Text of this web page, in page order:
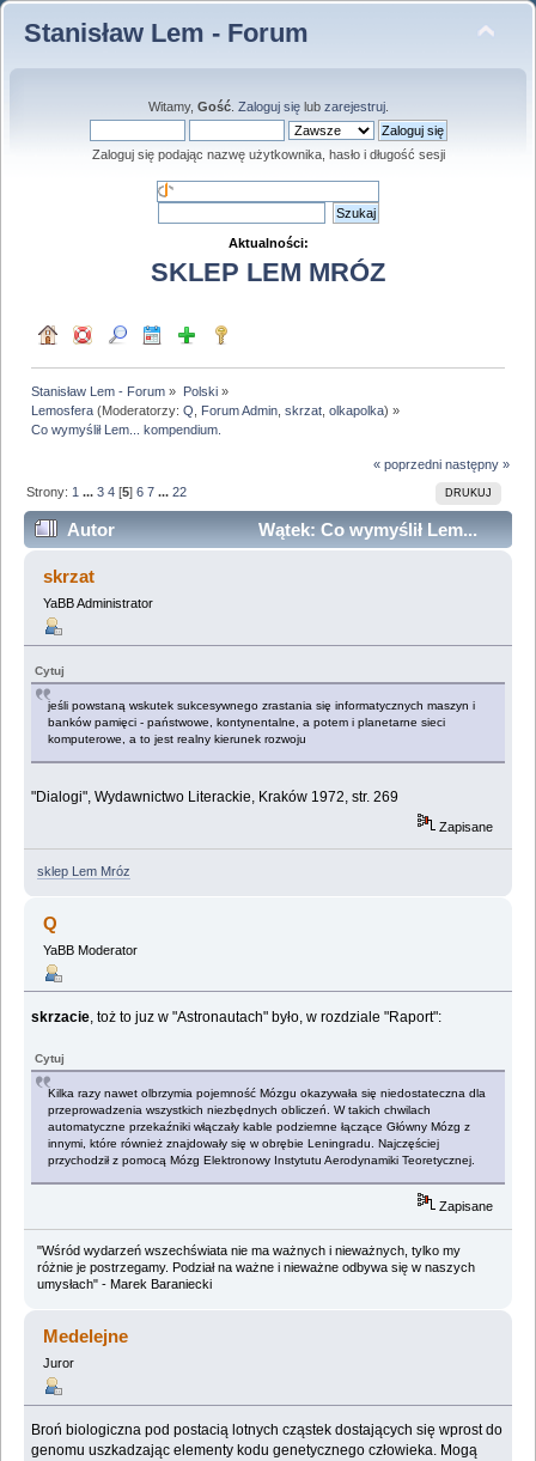
Stanisław Lem - Forum
Witamy, Gość. Zaloguj sięlub zarejestruj.
Zaloguj się podając nazwę użytkownika, hasło i długość sesji
Aktualności:
SKLEP LEM MRÓZ
Stanisław Lem - Forum » Polski»
Lemosfera (Moderatorzy:Q Forum Admin ,skrzat ,olkapolka) »
Co wymyślił Lem... kompendium.
« poprzedni następny »
DRUKUJ
Strony: 1 ...3 4 [5]6 7 ...22
Autor
Wątek: Co wymyślił Lem...
kompendium. (Przeczytany 784602 razy)
skrzat
YaBB Administrator
Cytuj
jeśli powstaną wskutek sukcesywnego zrastania się informatycznych maszyn i
banków pamięci - państwowe, kontynentalne, a potem i planetarne sieci
komputerowe, a to jest realny kierunek rozwoju
"Dialogi", Wydawnictwo Literackie, Kraków 1972, str. 269
Zapisane
sklep Lem Mróz
Q
YaBB Moderator
skrzacie, toż to juz w "Astronautach" było, w rozdziale "Raport":
Cytuj
Kilka razy nawet olbrzymia pojemność Mózgu okazywała się niedostateczna dla
przeprowadzenia wszystkich niezbędnych obliczeń. W takich chwilach
automatyczne przekaźniki włączały kable podziemne łączące Główny Mózg z
innymi, które również znajdowały się w obrębie Leningradu. Najczęściej
przychodził z pomocą Mózg Elektronowy Instytutu Aerodynamiki Teoretycznej.
Zapisane
"Wśród wydarzeń wszechświata nie ma ważnych i nieważnych, tylko my
różnie je postrzegamy. Podział na ważne i nieważne odbywa się w naszych
umysłach" - Marek Baraniecki
Medelejne
Juror
Broń biologiczna pod postacią lotnych cząstek dostających się wprost do
genomu uszkadzając elementy kodu genetycznego człowieka. Mogą